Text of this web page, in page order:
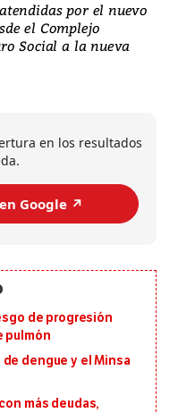
por el nuevo
el Complejo
Social a la nueva
en los resultados
Google ↗️
de progresión
pulmón
dengue y el Minsa
más deudas,